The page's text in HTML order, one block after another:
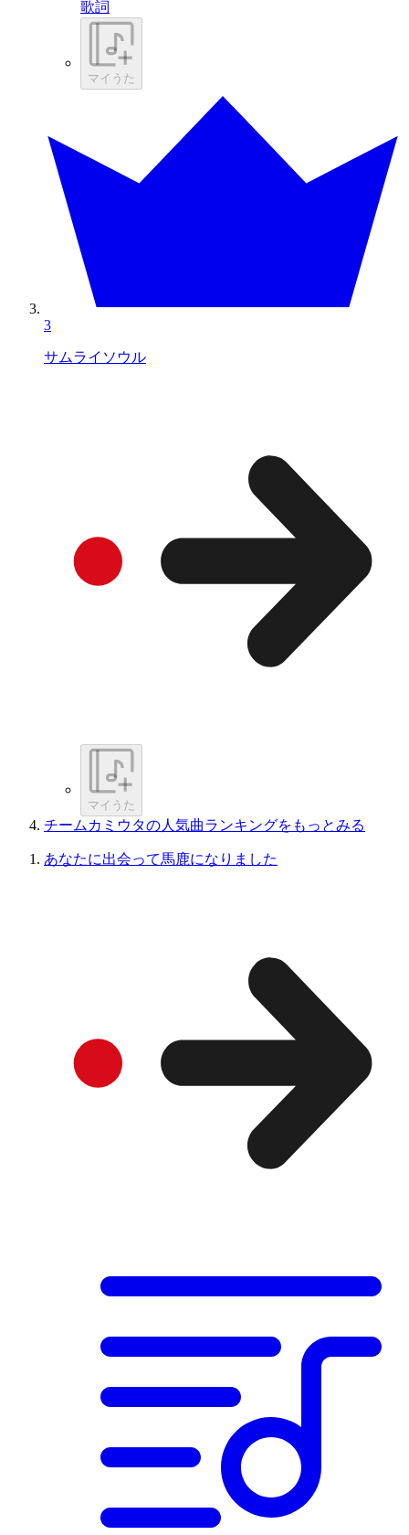
歌詞
マイうた
3
サムライソウル
マイうた
チームカミウタの人気曲ランキングをもっとみる
あなたに出会って馬鹿になりました